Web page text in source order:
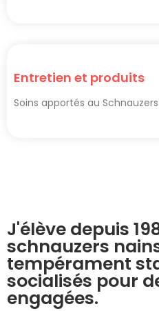
Entretien et produits
Soins apportés au
J'élève depuis
schnauzers
tempérament
socialisés pour
engagées.